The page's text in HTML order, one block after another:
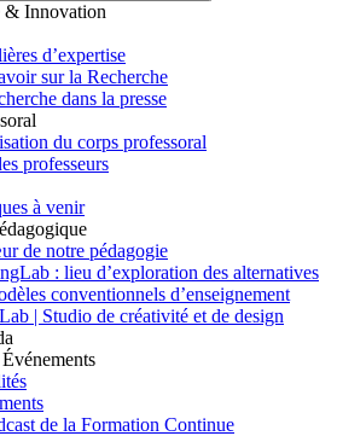
& Innovation
d’expertise
sur la Recherche
dans la presse
du corps professoral
professeurs
à venir
de notre pédagogie
: lieu d’exploration des alternatives
conventionnels d’enseignement
| Studio de créativité et de design
de la Formation Continue